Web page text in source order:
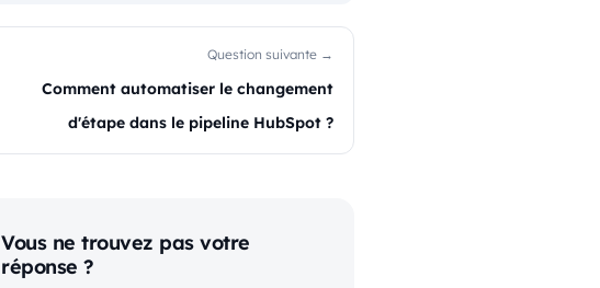
Question suivante →
Comment automatiser le changement
d'étape dans le pipeline HubSpot ?
Vous ne trouvez pas votre
réponse ?